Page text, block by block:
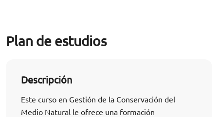
Plan de estudios
Descripción
Este curso en Gestión de la Conservación del
Medio Natural le ofrece una formación